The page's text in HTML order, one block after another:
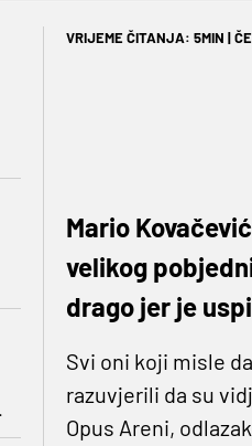
VRIJEME ČITANJA: 5MIN |
Mario
velikog
drago jer je
Svi oni koji misle
razuvjerili da su
Opus Areni,